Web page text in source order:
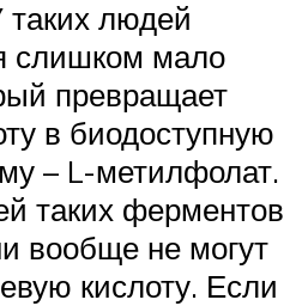
таких людей
слишком мало
превращает
в биодоступную
– L-метилфолат.
таких ферментов
вообще не могут
кислоту. Если